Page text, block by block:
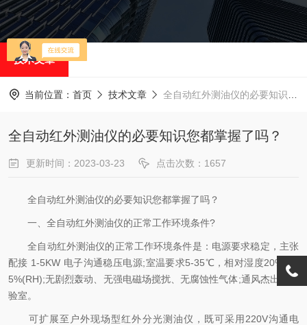
技术文章
当前位置： 首页 技术文章 全自动红外测油仪的必要知识您都掌握了吗？
全自动红外测油仪的必要知识您都掌握了吗？
更新时间：2023-03-23 点击次数：1657
全自动红外测油仪的必要知识您都掌握了吗？
一、全自动红外测油仪的正常工作环境条件?
全自动红外测油仪的正常工作环境条件是：电源要求稳定，主张
配接 1-5KW 电子沟通稳压电源;室温要求5-35℃，相对湿度20%～8
5%(RH);无剧烈轰动、无强电磁场搅扰、无腐蚀性气体;通风杰出的实
验室。
可扩展至户外现场型红外分光测油仪，既可采用220V沟通电